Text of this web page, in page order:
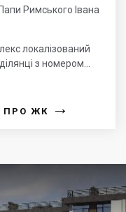
Римського Івана
локалізований
з номером...
ПРО ЖК →